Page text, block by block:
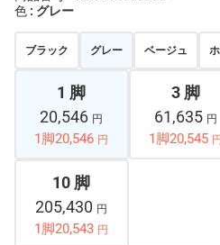
色 : グレー
ブラック グレー ベージュ
1 脚
20,546 円
1脚20,546 円
3 脚
61,635 円
1脚20,545 円
10 脚
205,430 円
1脚20,543 円